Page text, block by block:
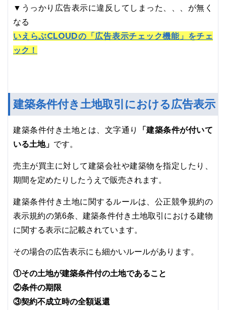
▼うっかり広告表示に違反してしまった、、、が無く
なる
いえらぶCLOUDの「広告表示チェック機能」をチェ
ック！
建築条件付き土地取引における広告表示
建築条件付き土地とは、文字通り
「建築条件が付いて
いる土地」 です。
売主が買主に対して建築会社や建築物を指定したり、
期間を定めたりしたうえで販売されます。
建築条件付き土地に関するルールは、公正競争規約の
表示規約の第6条、建築条件付き土地取引における建物
に関する表示に記載されています。
その場合の広告表示にも細かいルールがあります。
①その土地が建築条件付の土地であること
②条件の期限
③契約不成立時の全額返還